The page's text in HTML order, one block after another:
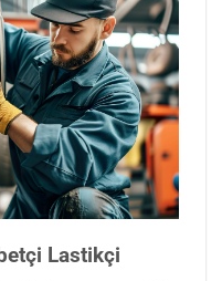
Lastikçi